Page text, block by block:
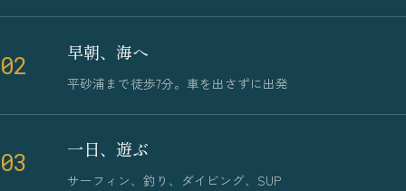
02 早朝、海へ
平砂浦まで徒歩7分。車を出さずに出発
03 一日、遊ぶ
サーフィン、釣り、ダイビング、SUP